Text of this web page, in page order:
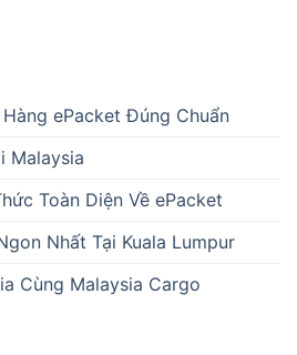
ePacket Đúng Chuẩn
Malaysia
Toàn Diện Về ePacket
Nhất Tại Kuala Lumpur
Cùng Malaysia Cargo